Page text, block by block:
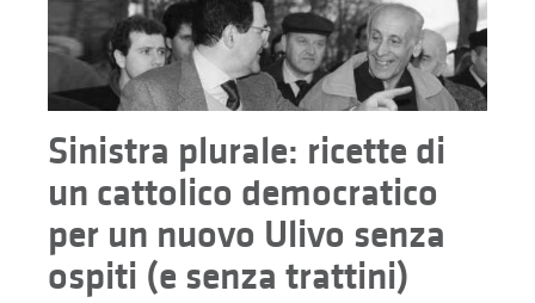
Sinistra plurale: ricette di
un cattolico democratico
per un nuovo Ulivo senza
ospiti (e senza trattini)